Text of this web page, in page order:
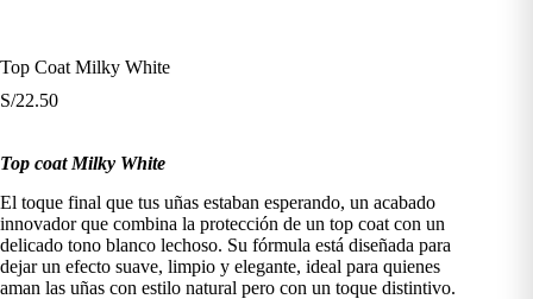
Top Coat Milky White
S/22.50
Top coat Milky White
El toque final que tus uñas estaban esperando, un acabado
innovador que combina la protección de un top coat con un
delicado tono blanco lechoso. Su fórmula está diseñada para
dejar un efecto suave, limpio y elegante, ideal para quienes
aman las uñas con estilo natural pero con un toque distintivo.